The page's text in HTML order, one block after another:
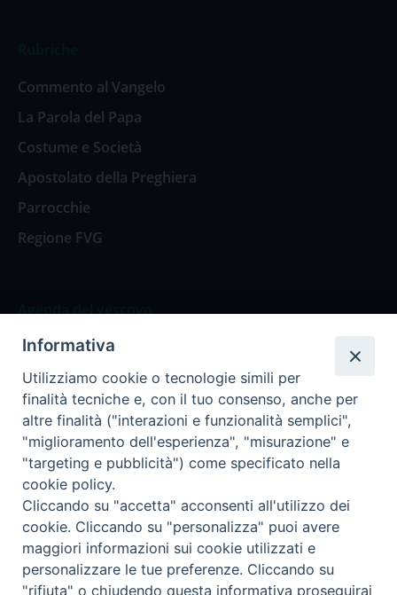
Commento al Vangelo
La Parola del Papa
Costume e Società
Apostolato della Preghiera
Parrocchie
Regione FVG
Agenda del vescovo
Agenda del vescovo
Privacy Policy Trasparenza
Termini e Condizioni
Informativa per il trattamento dei dati personali
Informativa
Utilizziamo cookie o tecnologie simili per
finalità tecniche e, con il tuo consenso, anche per
altre finalità ("interazioni e funzionalità semplici",
"miglioramento dell'esperienza", "misurazione" e
"targeting e pubblicità") come specificato nella
cookie policy.
Cliccando su "accetta" acconsenti all'utilizzo dei
cookie. Cliccando su "personalizza" puoi avere
maggiori informazioni sui cookie utilizzati e
personalizzare le tue preferenze. Cliccando su
"rifiuta" o chiudendo questa informativa proseguirai